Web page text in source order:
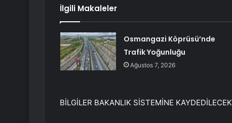
İlgili Makaleler
Osmangazi Köprüsü’nde
Trafik Yoğunluğu
Ağustos 7, 2026
BİLGİLER BAKANLIK SİSTEMİNE KAYDEDİLECEK